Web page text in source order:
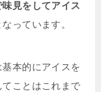
見をしてアイス
っています。
本的にアイスを
ことはこれまで